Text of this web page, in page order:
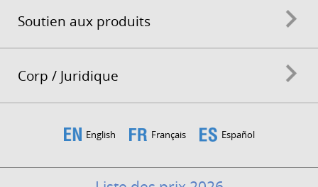
Soutien aux produits
Corp / Juridique
English Français Español